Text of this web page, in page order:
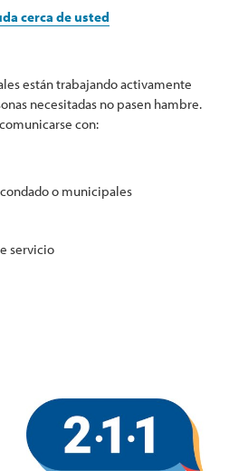
cerca de usted
están trabajando activamente
necesitadas no pasen hambre.
con:
o municipales
servicio